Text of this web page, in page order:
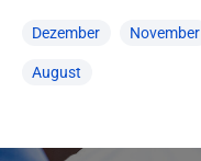
Dezember November
August